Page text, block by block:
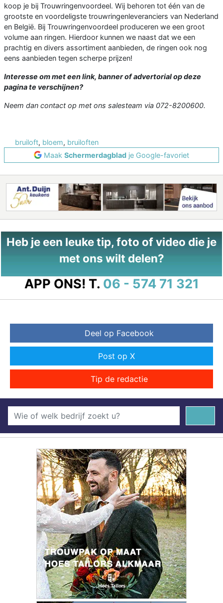
koop je bij Trouwringenvoordeel. Wij behoren tot één van de
grootste en voordeligste trouwringenleveranciers van Nederland
en België. Bij Trouwringenvoordeel produceren we een groot
volume aan ringen. Hierdoor kunnen we naast dat we een
prachtig en divers assortiment aanbieden, de ringen ook nog
eens aanbieden tegen scherpe prijzen!
Interesse om met een link, banner of advertorial op deze
pagina te verschijnen?
Neem dan contact op met ons salesteam via 072-8200600.
bruiloft, bloem, bruiloften
Maak Schermerdagblad je Google-favoriet
Heb je een leuke tip, foto of video die je
met ons wilt delen?
APP ONS! T. 06 - 574 71 321
Deel op Facebook
Post op X
Tip de redactie